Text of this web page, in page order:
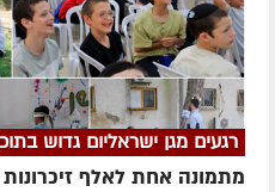
רגעים מגן ישראליום גדוש
מתמונה אחת לאלף